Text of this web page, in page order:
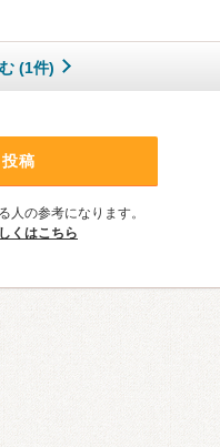
(1件)
稿
人の参考になります。
くはこちら